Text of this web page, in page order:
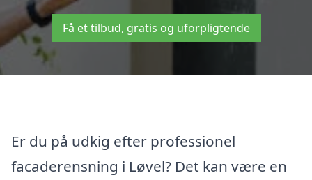
Få et tilbud, gratis og uforpligtende
Er du på udkig efter professionel
facaderensning i Løvel? Det kan være en